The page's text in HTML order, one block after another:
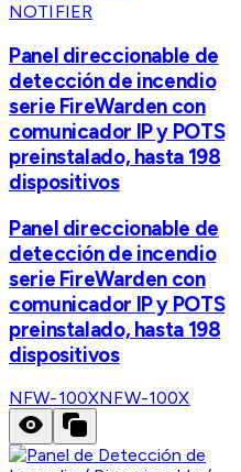
NOTIFIER
Panel direccionable de
detección de incendio
serie FireWarden con
comunicador IP y POTS
preinstalado, hasta 198
dispositivos
Panel direccionable de
detección de incendio
serie FireWarden con
comunicador IP y POTS
preinstalado, hasta 198
dispositivos
NFW-100XNFW-100X